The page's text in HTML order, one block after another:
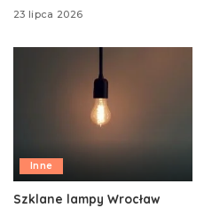
23 lipca 2026
Inne
Szklane lampy Wrocław